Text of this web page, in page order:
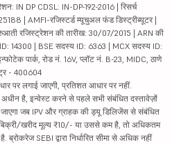
IN DP CDSL: IN-DP-192-2016 | रिसर्च
| AMFI-रजिस्टर्ड म्यूचुअल फंड डिस्ट्रीब्यूटर |
रजिस्ट्रेशन की तारीख: 30/07/2015 | ARN की
14300 | BSE सदस्य ID: 6363 | MCX सदस्य ID:
पार्क, रोड नं. 16V, प्लॉट नं. B-23, MIDC, ठाणे
- 400604
पर लगाई जाएगी, प्रतिशत आधार पर नहीं.
अधीन है, इन्वेस्ट करने से पहले सभी संबंधित दस्तावेज़ों
जब IPV और ग्राहक की ड्यू डिलिजेंस से संबंधित
बिक्री/खरीद मूल्य ₹10/- या उससे कम है, तो अधिकतम
SEBI द्वारा निर्धारित सीमा से अधिक नहीं